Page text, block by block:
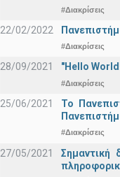
#Διακρίσεις
22/02/2022
#Διακρίσεις
28/09/2021 "Hello
#Διακρίσεις
25/06/2021
Το
#Διακρίσεις
27/05/2021
Σημαντική